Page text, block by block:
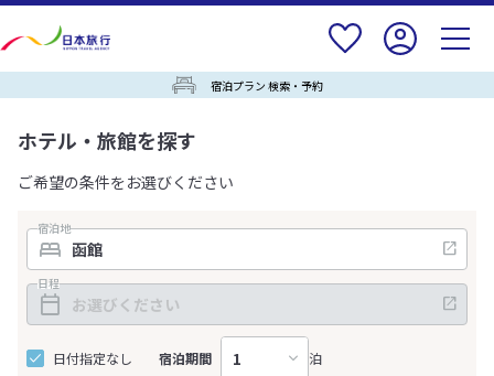
宿泊プラン 検索・予約
ホテル・旅館を探す
ご希望の条件をお選びください
宿泊地
日程
日付指定なし 宿泊期間 泊